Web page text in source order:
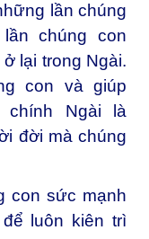
lần chúng
chúng con
lại trong Ngài.
con và giúp
chính Ngài là
đời mà chúng
con sức mạnh
luôn kiên trì